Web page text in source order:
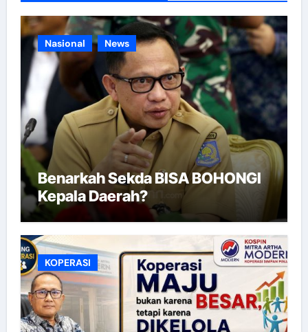
Nasional News
Benarkah Sekda BISA BOHONGI
Kepala Daerah?
KOPERASI